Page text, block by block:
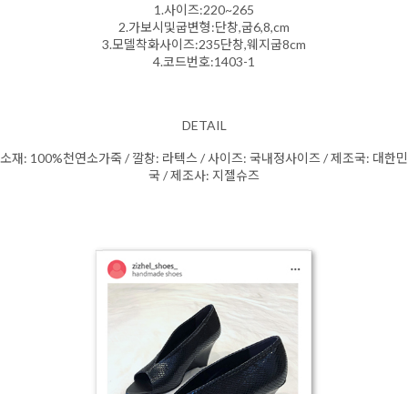
1.사이즈:220~265
2.가보시및굽변형:단창,굽6,8,cm
3.모델착화사이즈:235단창,웨지굽8cm
4.코드번호:1403-1
DETAIL
소재: 100%천연소가죽 / 깔창: 라텍스 / 사이즈: 국내정사이즈 / 제조국: 대한민
국 / 제조사: 지젤슈즈